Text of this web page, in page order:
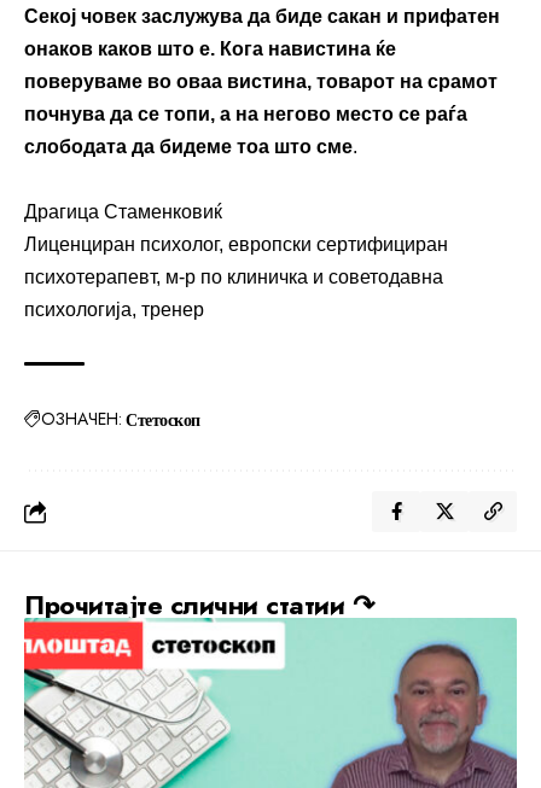
Секој човек заслужува да биде сакан и прифатен
онаков каков што е. Кога навистина ќе
поверуваме во оваа вистина, товарот на срамот
почнува да се топи, а на негово место се раѓа
слободата да бидеме тоа што сме.
Драгица Стаменковиќ
Лиценциран психолог, европски сертифициран
психотерапевт, м-р по клиничка и советодавна
психологија, тренер
ОЗНАЧЕН: Стетоскоп
Прочитајте слични статии ↷